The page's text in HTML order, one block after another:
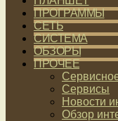
ПРОГРАММЫ
СЕТЬ
СИСТЕМА
ОБЗОРЫ
ПРОЧЕЕ
Сервисы
Новости
Обзор